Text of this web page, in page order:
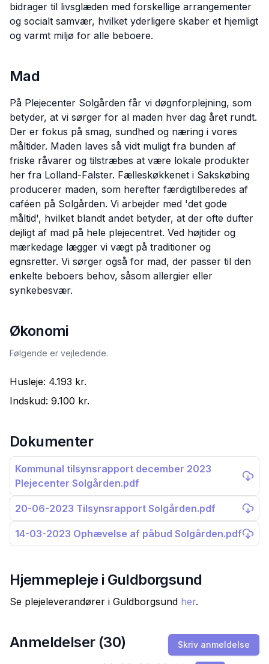
bidrager til livsglæden med forskellige arrangementer
og socialt samvær, hvilket yderligere skaber et hjemligt
og varmt miljø for alle beboere.
Mad
På Plejecenter Solgården får vi døgnforplejning, som
betyder, at vi sørger for al maden hver dag året rundt.
Der er fokus på smag, sundhed og næring i vores
måltider. Maden laves så vidt muligt fra bunden af
friske råvarer og tilstræbes at være lokale produkter
her fra Lolland-Falster. Fælleskøkkenet i Sakskøbing
producerer maden, som herefter færdigtilberedes af
caféen på Solgården. Vi arbejder med 'det gode
måltid', hvilket blandt andet betyder, at der ofte dufter
dejligt af mad på hele plejecentret. Ved højtider og
mærkedage lægger vi vægt på traditioner og
egnsretter. Vi sørger også for mad, der passer til den
enkelte beboers behov, såsom allergier eller
synkebesvær.
Økonomi
Følgende er vejledende.
Husleje: 4.193 kr.
Indskud: 9.100 kr.
Dokumenter
Kommunal tilsynsrapport december 2023
Plejecenter Solgården.pdf
20-06-2023 Tilsynsrapport Solgården.pdf
14-03-2023 Ophævelse af påbud Solgården.pdf
Hjemmepleje i Guldborgsund
Se plejeleverandører i Guldborgsund her.
Anmeldelser (30) Skriv anmeldelse